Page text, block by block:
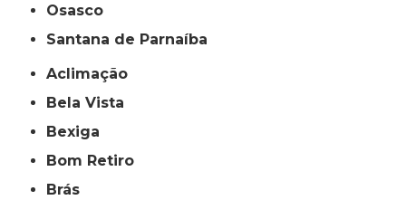
Osasco
Santana de Parnaíba
Aclimação
Bela Vista
Bexiga
Bom Retiro
Brás